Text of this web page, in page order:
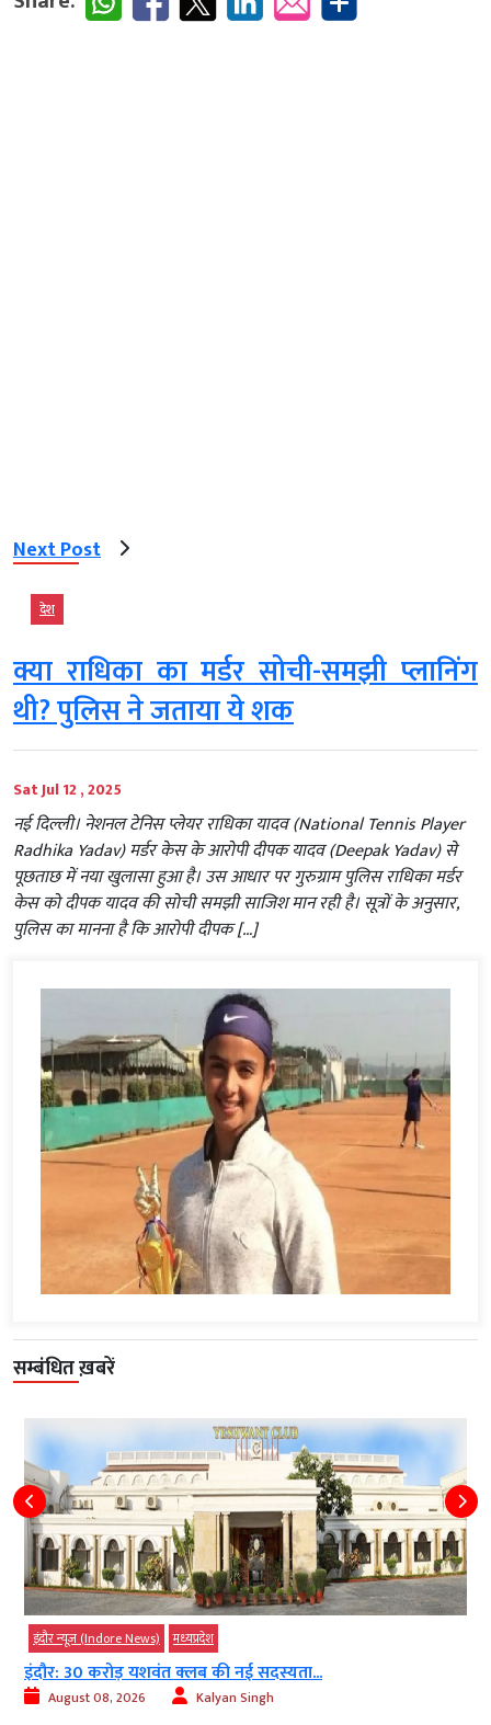
Next Post
देश
क्या राधिका का मर्डर सोची-समझी प्लानिंग
थी? पुलिस ने जताया ये शक
Sat Jul 12 , 2025
नई दिल्ली। नेशनल टेनिस प्लेयर राधिका यादव (National Tennis Player
Radhika Yadav) मर्डर केस के आरोपी दीपक यादव (Deepak Yadav) से
पूछताछ में नया खुलासा हुआ है। उस आधार पर गुरुग्राम पुलिस राधिका मर्डर
केस को दीपक यादव की सोची समझी साजिश मान रही है। सूत्रों के अनुसार,
पुलिस का मानना है कि आरोपी दीपक […]
सम्बंधित ख़बरें
इंदौर न्यूज़ (Indore News) मध्‍यप्रदेश
इंदौर: 30 करोड़ यशवंत क्लब की नई सदस्यता...
August 08, 2026 Kalyan Singh